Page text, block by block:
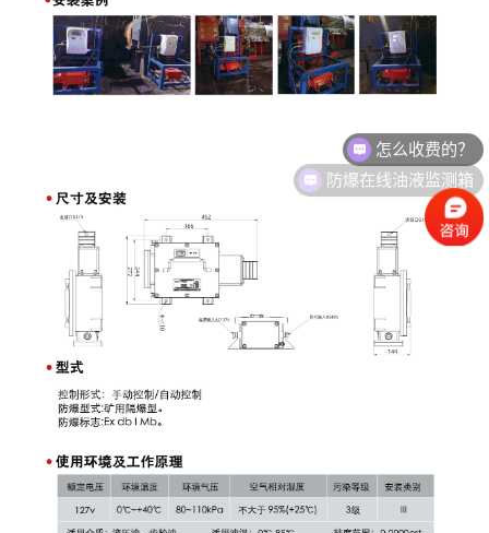
怎么收费的？
防爆在线油液监测箱